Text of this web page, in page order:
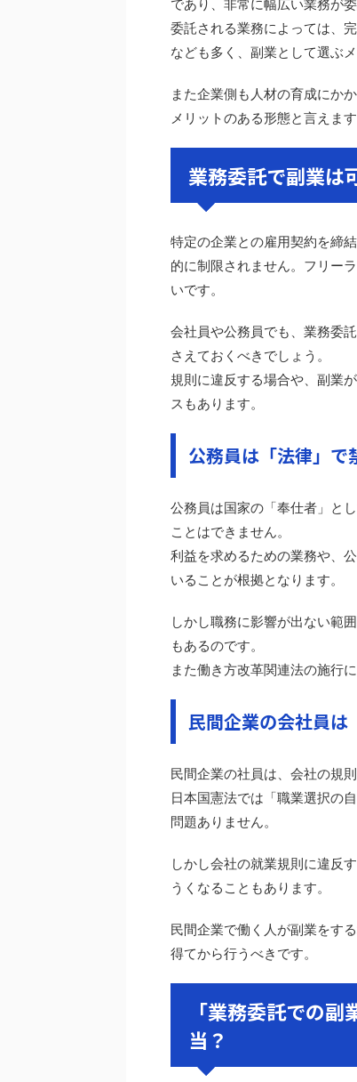
であり、非常に幅広い業務が
委託される業務によっては、
なども多く、副業として選ぶ
また企業側も人材の育成にか
メリットのある形態と言えます
業務委託で副業は
特定の企業との雇用契約を締
的に制限されません。フリー
いです。
会社員や公務員でも、業務委
さえておくべきでしょう。
規則に違反する場合や、副業
スもあります。
公務員は「法律」で
公務員は国家の「奉仕者」と
ことはできません。
利益を求めるための業務や、
いることが根拠となります。
しかし職務に影響が出ない範
もあるのです。
また働き方改革関連法の施行
民間企業の会社員は
民間企業の社員は、会社の規
日本国憲法では「職業選択の
問題ありません。
しかし会社の就業規則に違反
うくなることもあります。
民間企業で働く人が副業をす
得てから行うべきです。
「業務委託での
当？